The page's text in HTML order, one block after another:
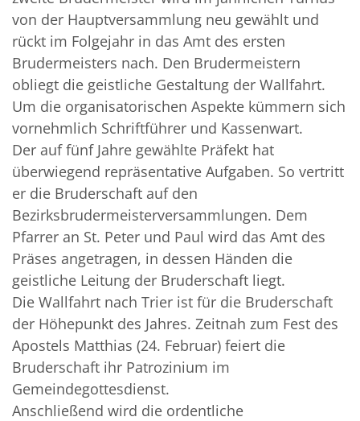
von der Hauptversammlung neu gewählt und
rückt im Folgejahr in das Amt des ersten
Brudermeisters nach. Den Brudermeistern
obliegt die geistliche Gestaltung der Wallfahrt.
Um die organisatorischen Aspekte kümmern sich
vornehmlich Schriftführer und Kassenwart.
Der auf fünf Jahre gewählte Präfekt hat
überwiegend repräsentative Aufgaben. So vertritt
er die Bruderschaft auf den
Bezirksbrudermeisterversammlungen. Dem
Pfarrer an St. Peter und Paul wird das Amt des
Präses angetragen, in dessen Händen die
geistliche Leitung der Bruderschaft liegt.
Die Wallfahrt nach Trier ist für die Bruderschaft
der Höhepunkt des Jahres. Zeitnah zum Fest des
Apostels Matthias (24. Februar) feiert die
Bruderschaft ihr Patrozinium im
Gemeindegottesdienst.
Anschließend wird die ordentliche